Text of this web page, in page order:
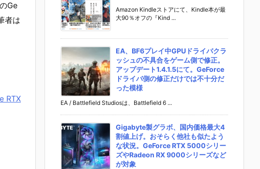
Ge
者は
RTX
Amazon Kindleストアにて、Kindle本が最
大90％オフの『Kind ...
EA、BF6プレイ中GPUドライバクラ
ッシュの不具合をゲーム側で修正。
アップデート1.4.1.5にて。GeForce
ドライバ側の修正だけでは不十分だ
った模様
EA / Battlefield Studiosは、Battlefield 6 ...
Gigabyte製グラボ、国内価格最大4
割値上げ。おそらく他社も似たよう
な状況。GeForce RTX 5000シリー
ズやRadeon RX 9000シリーズなど
が対象